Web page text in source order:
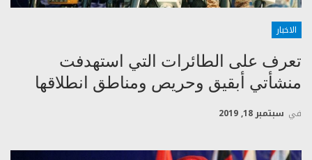
الاخبار
تعرف على الطائرات التي استهدفت
منشأتي أبقيق وحريص ومناطق انطلاقها
في سبتمبر 18, 2019